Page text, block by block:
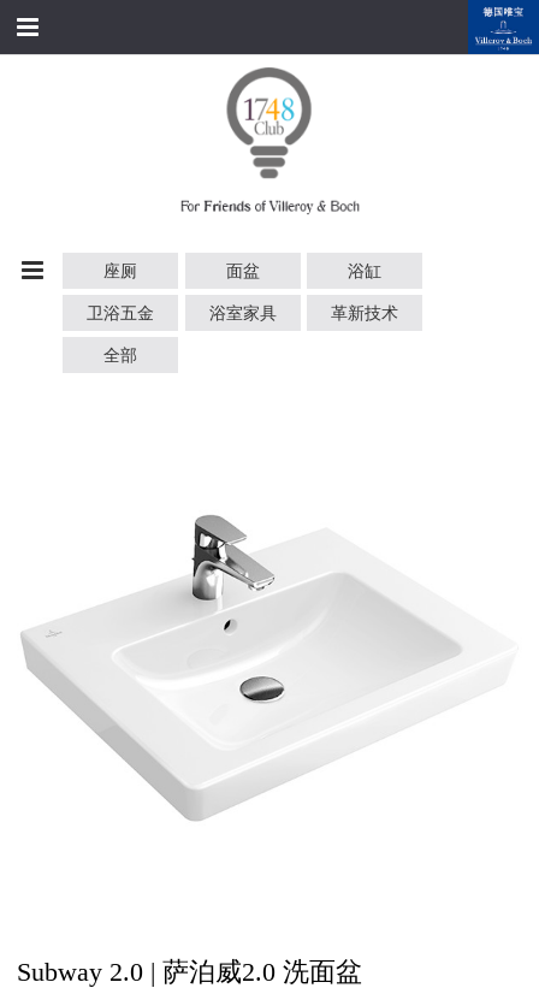
首页
经典产品
资料下载
座厕 面盆 浴缸
卫浴五金 浴室家具 革新技术
全部
Subway 2.0 | 萨泊威2.0 洗面盆